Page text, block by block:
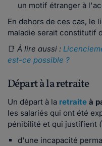
un motif étranger à
En dehors de ces cas, le
maladie serait constitutif
📑 À lire aussi :
est-ce possible ?
Départ à la retraite
Un départ à la retraite à
les salariés qui ont été
pénibilité et qui justifient
d'une incapacité